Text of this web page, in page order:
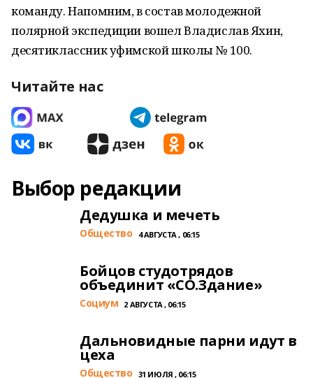
команду. Напомним, в состав молодежной
полярной экспедиции вошел Владислав Яхин,
десятиклассник уфимской школы № 100.
Читайте нас
Выбор редакции
Дедушка и мечеть
Общество 4 АВГУСТА , 06:15
Бойцов студотрядов
объединит «СО.Здание»
Cоциум 2 АВГУСТА , 06:15
Дальновидные парни идут в
цеха
Общество 31 ИЮЛЯ , 06:15